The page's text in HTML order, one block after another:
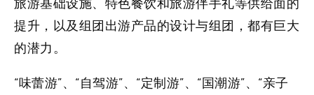
旅游基础设施、特色餐饮和旅游伴手礼等供给面的
提升，以及组团出游产品的设计与组团，都有巨大
的潜力。
“味蕾游”、“自驾游”、“定制游”、“国潮游”、“亲子